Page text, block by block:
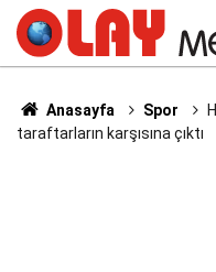
Anasayfa Spor
taraftarların karşısına çıktı